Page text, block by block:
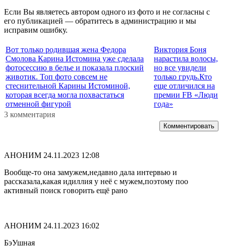
Если Вы являетесь автором одного из фото и не согласны с
его публикацией — обратитесь в администрацию и мы
исправим ошибку.
Вот только родившая жена Федора
Смолова Карина Истомина уже сделала
фотосессию в белье и показала плоский
животик. Топ фото совсем не
стеснительной Карины Истоминой,
которая всегда могла похвастаться
отменной фигурой
Виктория Боня
нарастила волосы,
но все увидели
только грудь.Кто
еще отличился на
премии FB «Люди
года»
3 комментария
Комментировать
АНОНИМ 24.11.2023 12:08
Вообще-то она замужем,недавно дала интервью и
рассказала,какая идиллия у неё с мужем,поэтому поо
активный поиск говорить ещё рано
АНОНИМ 24.11.2023 16:02
БэУшная